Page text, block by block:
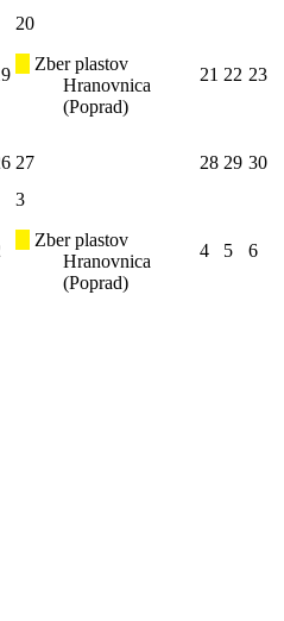
20
Zber plastov
Hranovnica
(Poprad)
21 22 23
27 28 29 30
3
Zber plastov
Hranovnica
(Poprad)
4 5 6